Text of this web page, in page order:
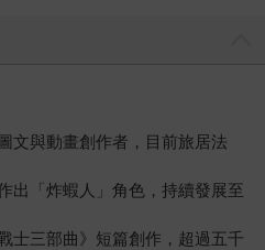
文與動畫創作者，目前旅居法
出「炸蝦人」角色，持續發展至
士三部曲》短篇創作，超過五千